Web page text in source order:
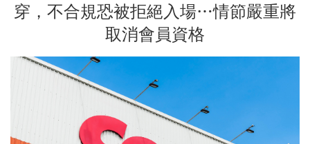
穿，不合規恐被拒絕入場…情節嚴重將
取消會員資格